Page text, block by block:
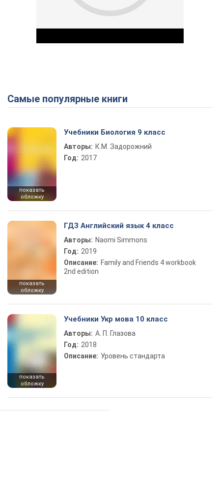
Play Video
Самые популярные книги
показать
обложку
Учебники Биология 9 класс
Авторы: К.М. Задорожний
Год: 2017
показать
обложку
ГДЗ Английский язык 4 класс
Авторы: Naomi Simmons
Год: 2019
Описание: Family and Friends 4 workbook
2nd edition
показать
обложку
Учебники Укр мова 10 класс
Авторы: А. П. Глазова
Год: 2018
Описание: Уровень стандарта